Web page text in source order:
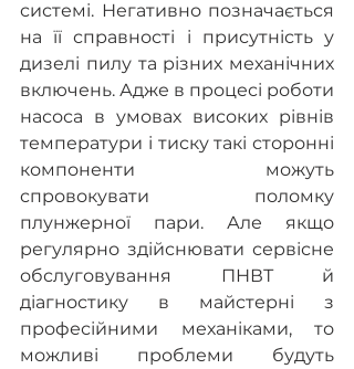
системі. Негативно позначається
на її справності і присутність у
дизелі пилу та різних механічних
включень. Адже в процесі роботи
насоса в умовах високих рівнів
температури і тиску такі сторонні
компоненти можуть
спровокувати поломку
плунжерної пари. Але якщо
регулярно здійснювати сервісне
обслуговування ПНВТ й
діагностику в майстерні з
професійними механіками, то
можливі проблеми будуть